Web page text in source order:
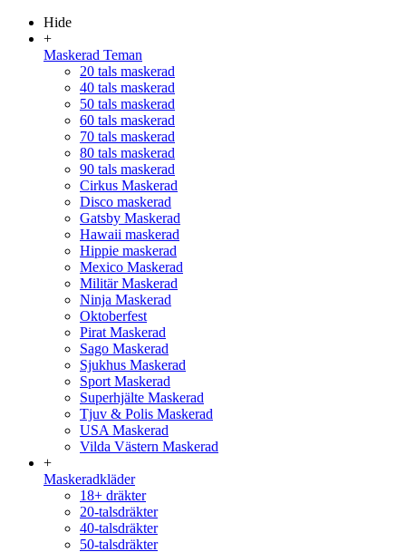
Hide
+
Maskerad Teman
20 tals maskerad
40 tals maskerad
50 tals maskerad
60 tals maskerad
70 tals maskerad
80 tals maskerad
90 tals maskerad
Cirkus Maskerad
Disco maskerad
Gatsby Maskerad
Hawaii maskerad
Hippie maskerad
Mexico Maskerad
Militär Maskerad
Ninja Maskerad
Oktoberfest
Pirat Maskerad
Sago Maskerad
Sjukhus Maskerad
Sport Maskerad
Superhjälte Maskerad
Tjuv & Polis Maskerad
USA Maskerad
Vilda Västern Maskerad
+
Maskeradkläder
18+ dräkter
20-talsdräkter
40-talsdräkter
50-talsdräkter